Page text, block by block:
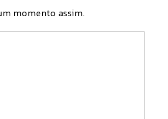
momento assim.